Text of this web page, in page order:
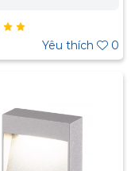
lượng: 0.4 kg
thước lỗ khoét: Ø92
mm
Yêu thích 0